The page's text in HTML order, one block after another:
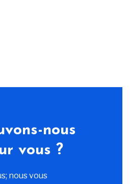
nous
vous ?
nous vous